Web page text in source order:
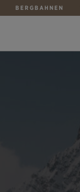
BERGBAHNEN